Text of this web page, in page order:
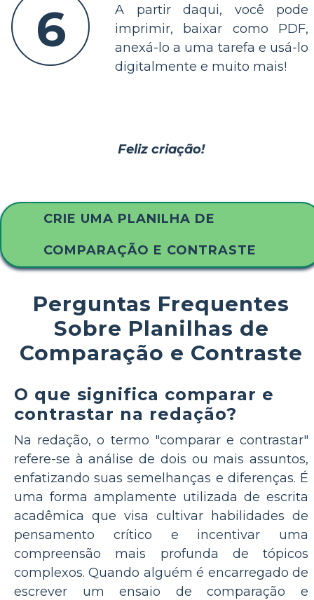
6
A partir daqui, você pode
imprimir, baixar como PDF,
anexá-lo a uma tarefa e usá-lo
digitalmente e muito mais!
Feliz criação!
CRIE UMA PLANILHA DE
COMPARAÇÃO E CONTRASTE
Perguntas Frequentes
Sobre Planilhas de
Comparação e Contraste
O que significa comparar e
contrastar na redação?
Na redação, o termo "comparar e contrastar"
refere-se à análise de dois ou mais assuntos,
enfatizando suas semelhanças e diferenças. É
uma forma amplamente utilizada de escrita
acadêmica que visa cultivar habilidades de
pensamento crítico e incentivar uma
compreensão mais profunda de tópicos
complexos. Quando alguém é encarregado de
escrever um ensaio de comparação e